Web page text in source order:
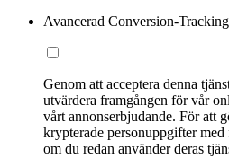
Avancerad Conversion-Tracking
Genom att acceptera denna
utvärdera framgången för vår
vårt annonserbjudande. För att
krypterade personuppgifter
om du redan använder deras